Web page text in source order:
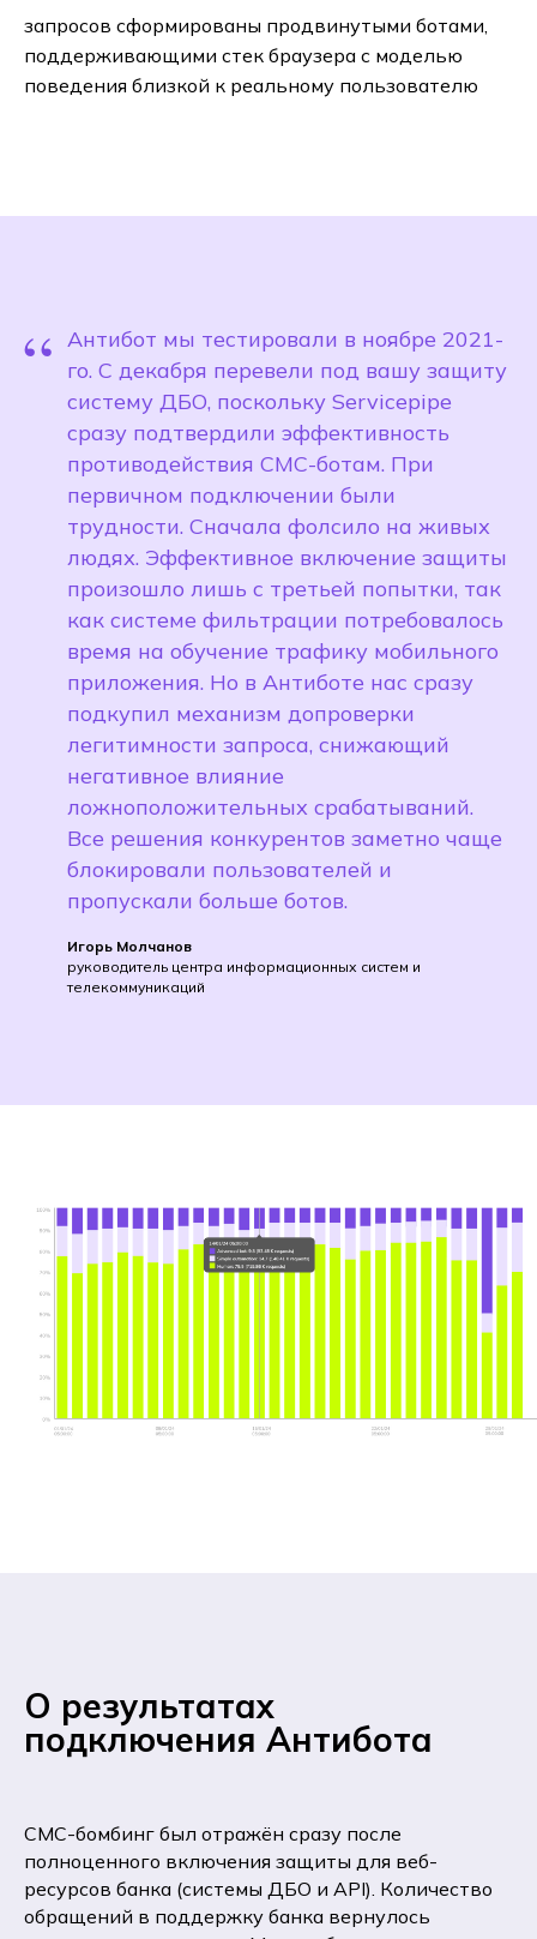
запросов сформированы продвинутыми ботами,
поддерживающими стек браузера с моделью
поведения близкой к реальному пользователю
“ Антибот мы тестировали в ноябре 2021-
го. С декабря перевели под вашу защиту
систему ДБО, поскольку Servicepipe
сразу подтвердили эффективность
противодействия СМС-ботам. При
первичном подключении были
трудности. Сначала фолcило на живых
людях. Эффективное включение защиты
произошло лишь с третьей попытки, так
как системе фильтрации потребовалось
время на обучение трафику мобильного
приложения. Но в Антиботе нас сразу
подкупил механизм допроверки
легитимности запроса, снижающий
негативное влияние
ложноположительных срабатываний.
Все решения конкурентов заметно чаще
блокировали пользователей и
пропускали больше ботов.
Игорь Молчанов
руководитель центра информационных систем и
телекоммуникаций
О результатах
подключения Антибота
СМС-бомбинг был отражён сразу после
полноценного включения защиты для веб-
ресурсов банка (системы ДБО и API). Количество
обращений в поддержку банка вернулось